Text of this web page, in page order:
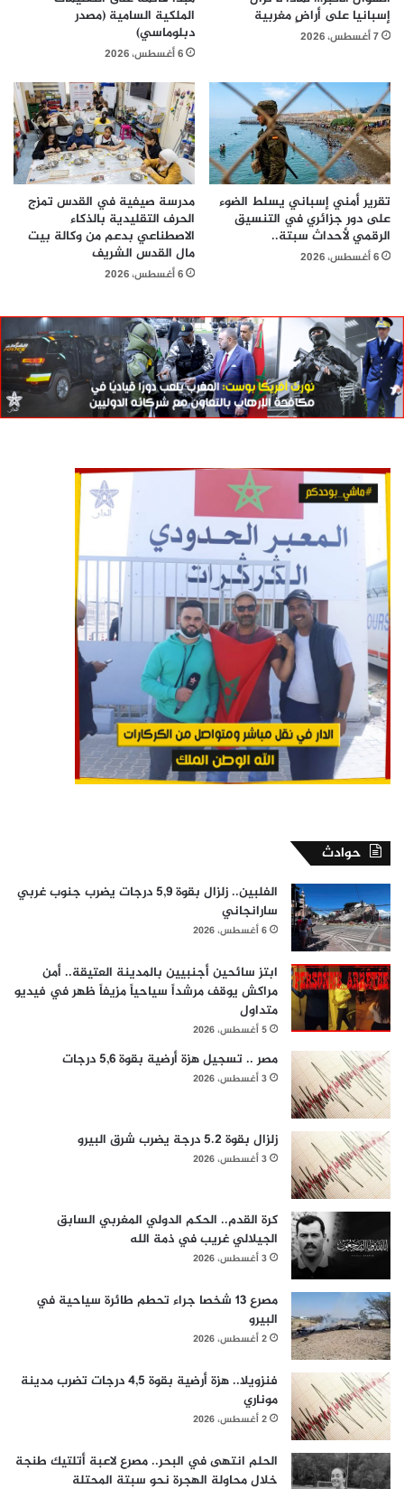
إسبانيا على أراضٍ مغربية
7 أغسطس، 2026
الملكية السامية (مصدر
دبلوماسي)
6 أغسطس، 2026
تقرير أمني إسباني يسلط الضوء
على دور جزائري في التنسيق
الرقمي لأحداث سبتة..
6 أغسطس، 2026
مدرسة صيفية في القدس تمزج
الحرف التقليدية بالذكاء
الاصطناعي بدعم من وكالة بيت
مال القدس الشريف
6 أغسطس، 2026
حوادث
الفلبين.. زلزال بقوة 5,9 درجات يضرب جنوب غربي
سارانجاني
6 أغسطس، 2026
ابتز سائحين أجنبيين بالمدينة العتيقة.. أمن
مراكش يوقف مرشداً سياحياً مزيفاً ظهر في فيديو
متداول
5 أغسطس، 2026
مصر .. تسجيل هزة أرضية بقوة 5,6 درجات
3 أغسطس، 2026
زلزال بقوة 5.2 درجة يضرب شرق البيرو
3 أغسطس، 2026
كرة القدم.. الحكم الدولي المغربي السابق
الجيلالي غريب في ذمة الله
3 أغسطس، 2026
مصرع 13 شخصا جراء تحطم طائرة سياحية في
البيرو
2 أغسطس، 2026
فنزويلا.. هزة أرضية بقوة 4,5 درجات تضرب مدينة
موناري
2 أغسطس، 2026
الحلم انتهى في البحر.. مصرع لاعبة أتلتيك طنجة
خلال محاولة الهجرة نحو سبتة المحتلة